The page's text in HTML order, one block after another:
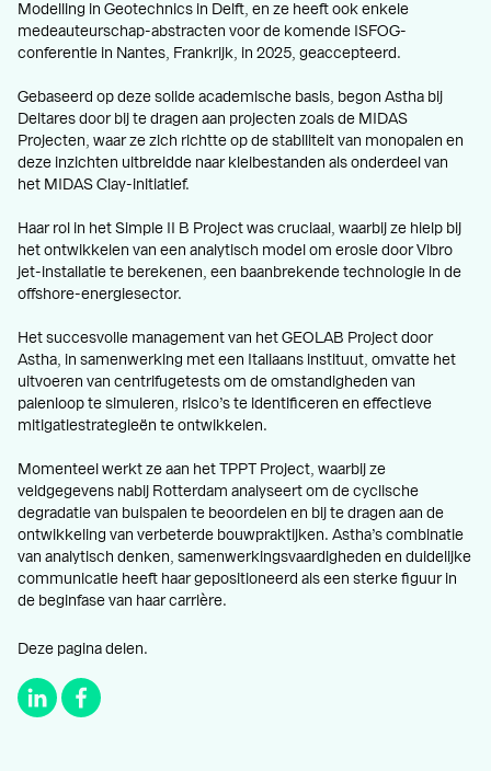
Modelling in Geotechnics in Delft, en ze heeft ook enkele
medeauteurschap-abstracten voor de komende ISFOG-
conferentie in Nantes, Frankrijk, in 2025, geaccepteerd.
Gebaseerd op deze solide academische basis, begon Astha bij
Deltares door bij te dragen aan projecten zoals de MIDAS
Projecten, waar ze zich richtte op de stabiliteit van monopalen en
deze inzichten uitbreidde naar kleibestanden als onderdeel van
het MIDAS Clay-initiatief.
Haar rol in het Simple II B Project was cruciaal, waarbij ze hielp bij
het ontwikkelen van een analytisch model om erosie door Vibro
jet-installatie te berekenen, een baanbrekende technologie in de
offshore-energiesector.
Het succesvolle management van het GEOLAB Project door
Astha, in samenwerking met een Italiaans instituut, omvatte het
uitvoeren van centrifugetests om de omstandigheden van
palenloop te simuleren, risico’s te identificeren en effectieve
mitigatiestrategieën te ontwikkelen.
Momenteel werkt ze aan het TPPT Project, waarbij ze
veldgegevens nabij Rotterdam analyseert om de cyclische
degradatie van buispalen te beoordelen en bij te dragen aan de
ontwikkeling van verbeterde bouwpraktijken. Astha’s combinatie
van analytisch denken, samenwerkingsvaardigheden en duidelijke
communicatie heeft haar gepositioneerd als een sterke figuur in
de beginfase van haar carrière.
Deze pagina delen.